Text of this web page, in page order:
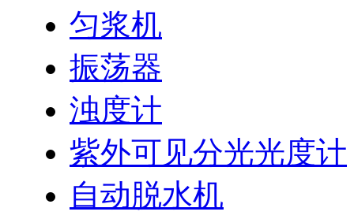
匀浆机
振荡器
浊度计
紫外可见分光光度计
自动脱水机